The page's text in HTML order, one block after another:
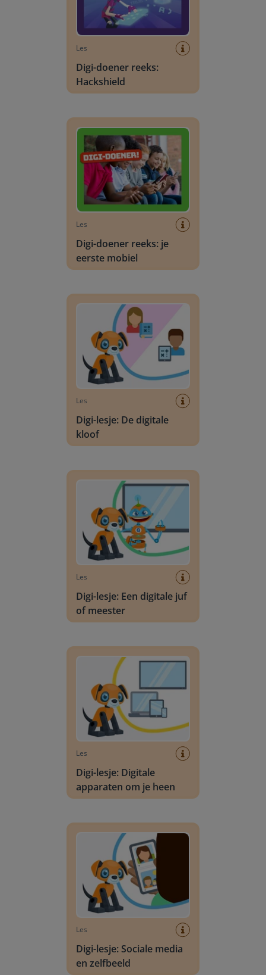
Les
Digi-doener reeks:
Hackshield
Les
Digi-doener reeks: je
eerste mobiel
Les
Digi-lesje: De digitale
kloof
Les
Digi-lesje: Een digitale juf
of meester
Les
Digi-lesje: Digitale
apparaten om je heen
Les
Digi-lesje: Sociale media
en zelfbeeld